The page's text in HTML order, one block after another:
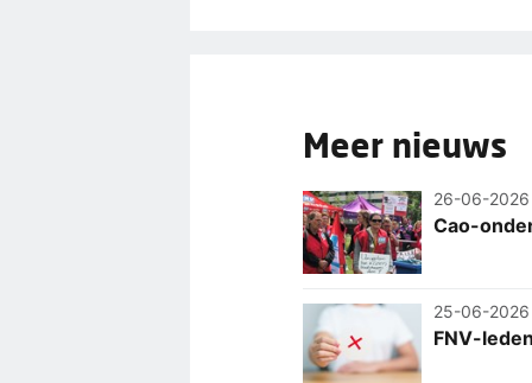
Meer nieuws
26-06-2026
Cao-
25-06-2026
FNV-